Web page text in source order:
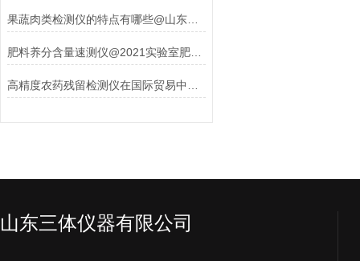
果蔬肉类检测仪的特点有哪些@山东三体仪器带你了解#2023厂家推荐
肥料养分含量速测仪@2021实验室肥料养分含量速测仪设备
山东三体仪器有限公司